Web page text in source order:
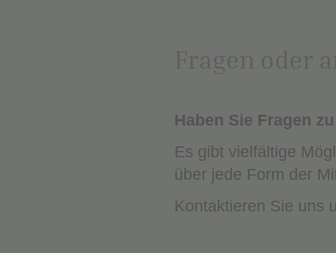
Haben Sie Fragen
Es gibt vielfältige
über jede Form der
Kontaktieren Sie uns